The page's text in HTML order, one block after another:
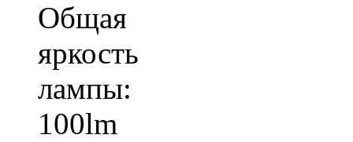
Общая
яркость
лампы:
100lm